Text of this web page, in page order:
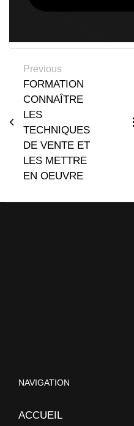
Previous
FORMATION
CONNAÎTRE
LES
TECHNIQUES
DE VENTE ET
LES METTRE
EN OEUVRE
NAVIGATION
ACCUEIL